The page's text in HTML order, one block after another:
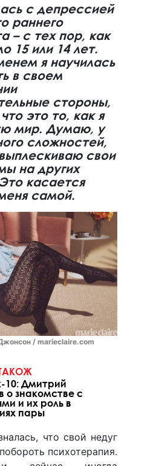
с депрессией
раннего
– с тех пор, как
15 или 14 лет.
я научилась
в своем
стороны,
это то, как я
мир. Думаю, у
сложностей,
свои
на других
касается
самой.
/ marieclaire.com
10: Дмитрий
о знакомстве с
и их роль в
пары
что свой недуг
психотерапия.